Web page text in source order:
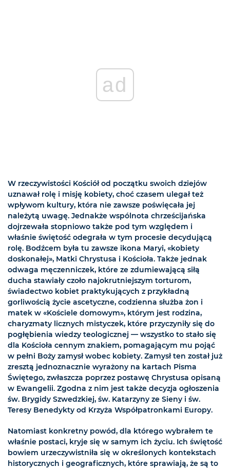
ad
W rzeczywistości Kościół od początku swoich dziejów
uznawał rolę i misję kobiety, choć czasem ulegał też
wpływom kultury, która nie zawsze poświęcała jej
należytą uwagę. Jednakże wspólnota chrześcijańska
dojrzewała stopniowo także pod tym względem i
właśnie świętość odegrała w tym procesie decydującą
rolę. Bodźcem była tu zawsze ikona Maryi, «kobiety
doskonałej», Matki Chrystusa i Kościoła. Także jednak
odwaga męczenniczek, które ze zdumiewającą siłą
ducha stawiały czoło najokrutniejszym torturom,
świadectwo kobiet praktykujących z przykładną
gorliwością życie ascetyczne, codzienna służba żon i
matek w «Kościele domowym», którym jest rodzina,
charyzmaty licznych mistyczek, które przyczyniły się do
pogłębienia wiedzy teologicznej — wszystko to stało się
dla Kościoła cennym znakiem, pomagającym mu pojąć
w pełni Boży zamysł wobec kobiety. Zamysł ten został już
zresztą jednoznacznie wyrażony na kartach Pisma
Świętego, zwłaszcza poprzez postawę Chrystusa opisaną
w Ewangelii. Zgodna z nim jest także decyzja ogłoszenia
św. Brygidy Szwedzkiej, św. Katarzyny ze Sieny i św.
Teresy Benedykty od Krzyża Współpatronkami Europy.
Natomiast konkretny powód, dla którego wybrałem te
właśnie postaci, kryje się w samym ich życiu. Ich świętość
bowiem urzeczywistniła się w określonych kontekstach
historycznych i geograficznych, które sprawiają, że są to